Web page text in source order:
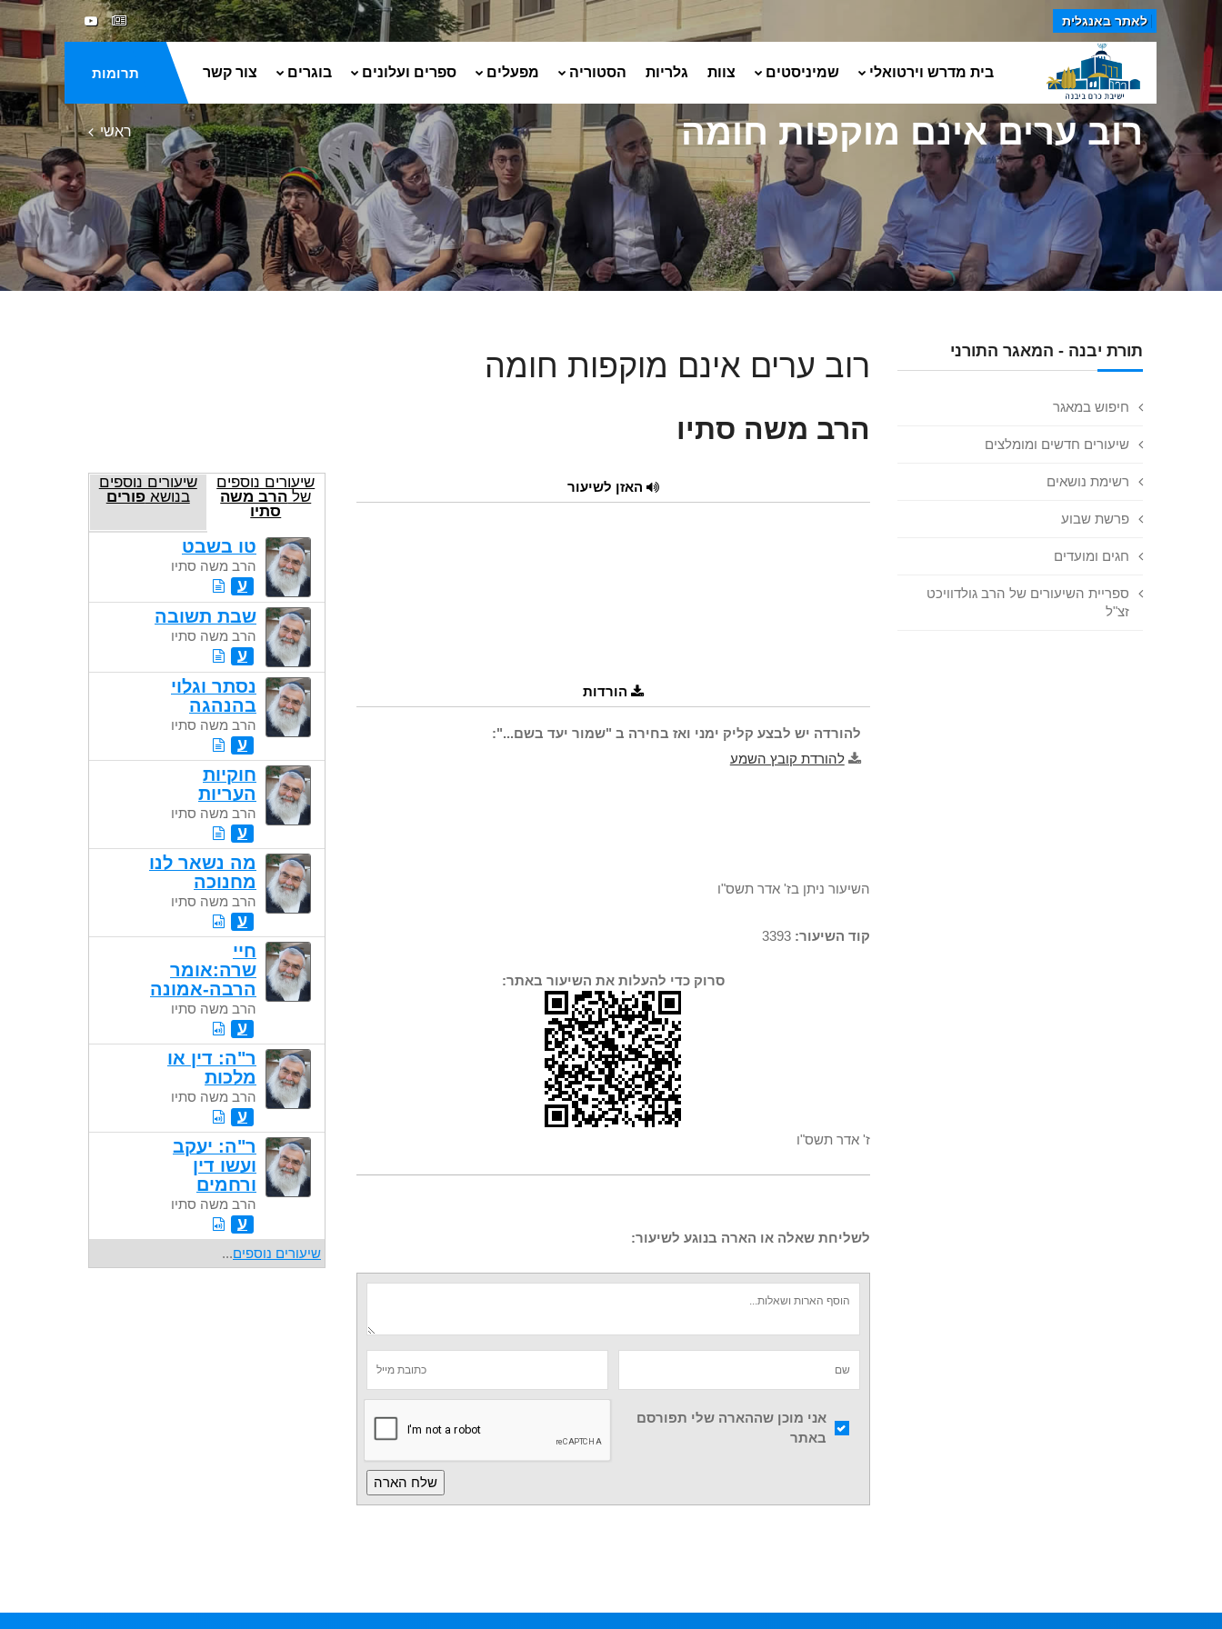
לאתר באנגלית
תרומות בית מדרש וירטואלי שמיניסטים צוות גלריות הסטוריה מפעלים ספרים ועלונים בוגרים צור קשר
רוב ערים אינם מוקפות חומה ראשי
תורת יבנה - המאגר התורני
חיפוש במאגר
שיעורים חדשים ומומלצים
רשימת נושאים
פרשת שבוע
חגים ומועדים
ספריית השיעורים של הרב גולדוויכט
זצ"ל
רוב ערים אינם מוקפות חומה
הרב משה סתיו
האזן לשיעור
הורדות
להורדה יש לבצע קליק ימני ואז בחירה ב "שמור יעד בשם...":
להורדת קובץ השמע
השיעור ניתן בז' אדר תשס"ו
קוד השיעור:
סרוק כדי להעלות את השיעור באתר:
ז' אדר תשס"ו
לשליחת שאלה או הארה בנוגע לשיעור:
אני מוכן שההארה שלי תפורסם
באתר
שיעורים נוספים
של הרב משה
סתיו
שיעורים נוספים
בנושאפורים
טו בשבט
הרב משה סתיו
ע
שבת תשובה
הרב משה סתיו
ע
נסתר וגלוי
בהנהגה
הרב משה סתיו
ע
חוקיות
העריות
הרב משה סתיו
ע
מה נשאר לנו
מחנוכה
הרב משה סתיו
ע
חיי
שרה:אומר
הרבה-אמונה
הרב משה סתיו
ע
ר"ה: דין או
מלכות
הרב משה סתיו
ע
ר"ה: יעקב
ועשו דין
ורחמים
הרב משה סתיו
ע
שיעורים נוספים...